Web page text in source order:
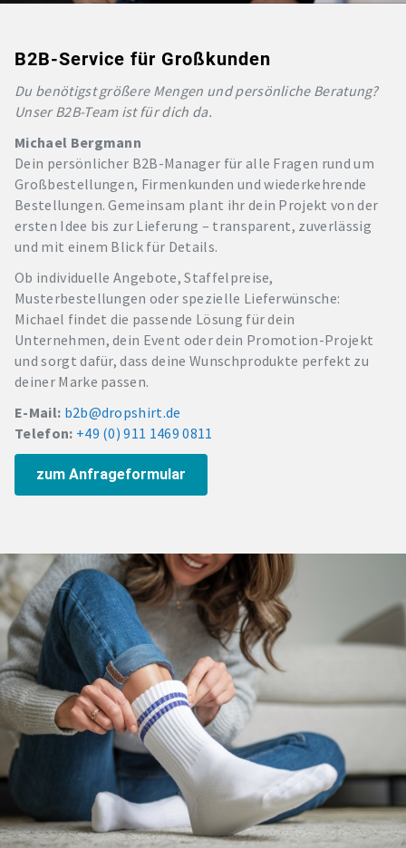
B2B-Service für Großkunden
Du benötigst größere Mengen und persönliche Beratung?
Unser B2B-Team ist für dich da.
Michael Bergmann
Dein persönlicher B2B-Manager für alle Fragen rund um
Großbestellungen, Firmenkunden und wiederkehrende
Bestellungen. Gemeinsam plant ihr dein Projekt von der
ersten Idee bis zur Lieferung – transparent, zuverlässig
und mit einem Blick für Details.
Ob individuelle Angebote, Staffelpreise,
Musterbestellungen oder spezielle Lieferwünsche:
Michael findet die passende Lösung für dein
Unternehmen, dein Event oder dein Promotion-Projekt
und sorgt dafür, dass deine Wunschprodukte perfekt zu
deiner Marke passen.
E-Mail: b2b@dropshirt.de
Telefon: +49 (0) 911 1469 0811
zum Anfrageformular